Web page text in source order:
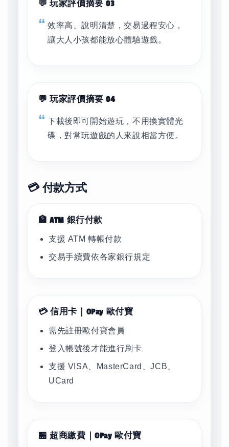
💬 玩家評價摘要 03
效率高、說明清楚，交易過程安心，
讓大人小孩都能放心體驗遊戲。
💬 玩家評價摘要 04
下載後即可開始遊玩，不用換實體光
碟，對常玩遊戲的人來說相當方便。
💳 付款方式
🏦 ATM 銀行付款
支援 ATM 轉帳付款
交易手續費依各家銀行規定
💳 信用卡｜OPay 歐付寶
需先註冊歐付寶會員
登入帳號後才能進行刷卡
支援 VISA、MasterCard、JCB、
UCard
🏪 超商繳費｜OPay 歐付寶